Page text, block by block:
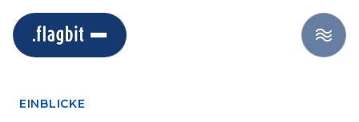
EINBLICKE